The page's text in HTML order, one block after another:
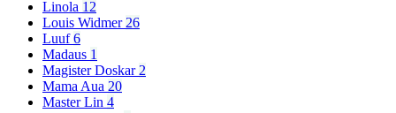
Linola 12
Louis Widmer 26
Luuf6
Madaus 1
Magister Doskar 2
Mama Aua 20
Master Lin 4